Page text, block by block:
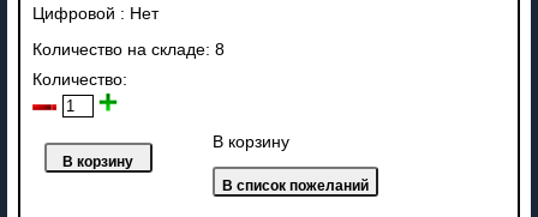
Цифровой : Нет
Количество на складе: 8
Количество:
В корзину